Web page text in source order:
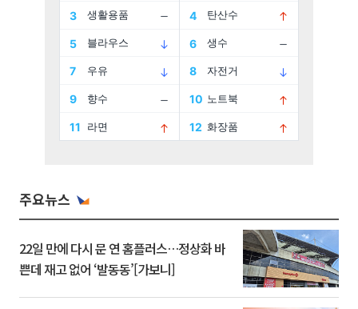
주요뉴스
22일 만에 다시 문 연 홈플러스…정상화 바
쁜데 재고 없어 ‘발동동’[가보니]